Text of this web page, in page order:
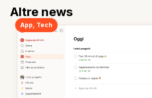
Altre news
App Tech